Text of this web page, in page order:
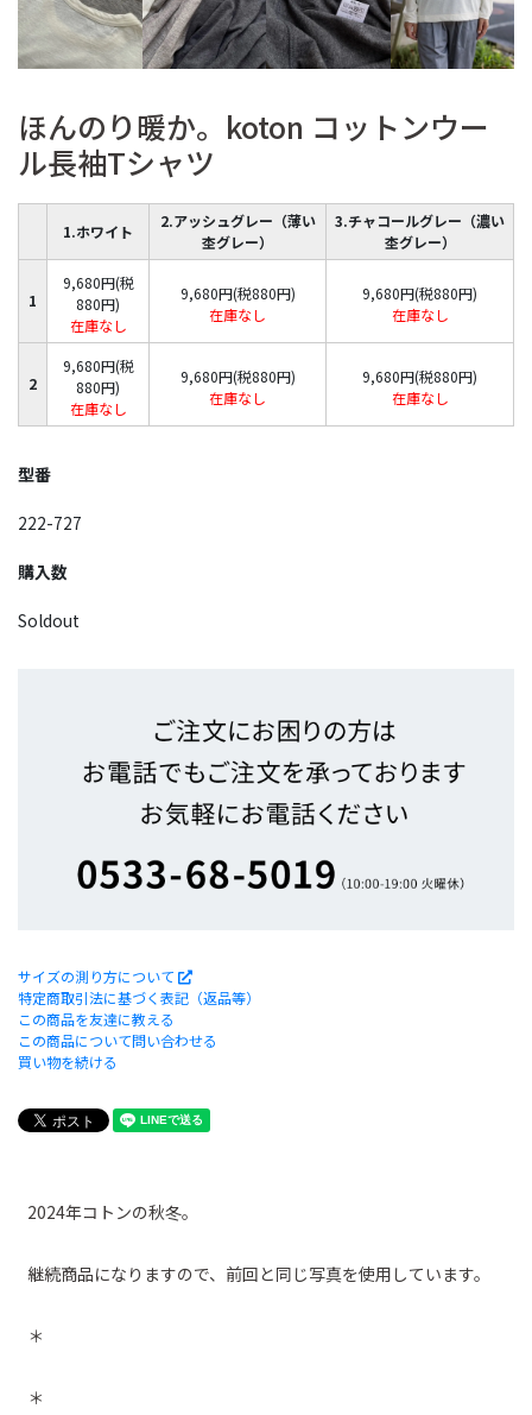
ほんのり暖か。koton コットンウー
ル長袖Tシャツ
1.ホワイト
2.アッシュグレー（薄い
杢グレー）
3.チャコールグレー（濃い
杢グレー）
1
9,680円(税
880円)
在庫なし
9,680円(税880円)
在庫なし
9,680円(税880円)
在庫なし
2
9,680円(税
880円)
在庫なし
9,680円(税880円)
在庫なし
9,680円(税880円)
在庫なし
型番
222-727
購入数
Soldout
サイズの測り方について
特定商取引法に基づく表記（返品等）
この商品を友達に教える
この商品について問い合わせる
買い物を続ける
2024年コトンの秋冬。
継続商品になりますので、前回と同じ写真を使用しています。
＊
＊